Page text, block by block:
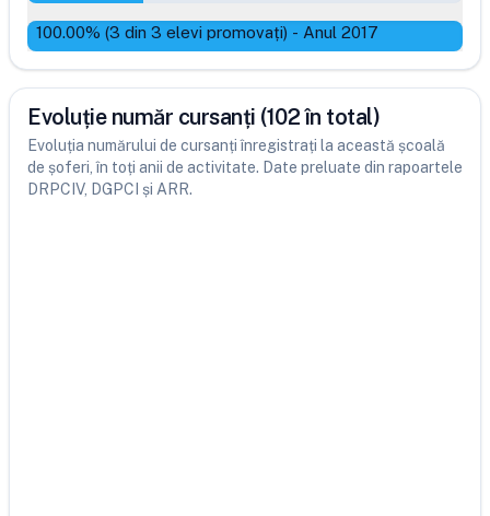
100.00% (3 din 3 elevi promovați) - Anul 2017
Evoluție număr cursanți (102 în total)
Evoluția numărului de cursanți înregistrați la această școală
de șoferi, în toți anii de activitate. Date preluate din rapoartele
DRPCIV, DGPCI și ARR.